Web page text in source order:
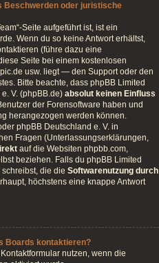
Beschwerden oder juristische
Seite aufgeführt ist, ist ein
Wenn du so keine Antwort erhältst,
(führe dazu eine
Seite bei einem kostenlosen
usw. liegt — den Support oder den
Bitte beachte, dass phpBB Limited
V. (phpBB.de) absolut keinen Einfluss
der Forensoftware haben und
herangezogen werden können.
phpBB Deutschland e. V. in
Fragen (Unterlassungserklärungen,
auf die Websiten phpbb.com,
beziehen. Falls du phpBB Limited
die die Softwarenutzung durch
höchstens eine knappe Antwort
Boards kontaktieren?
nutzen, wenn die